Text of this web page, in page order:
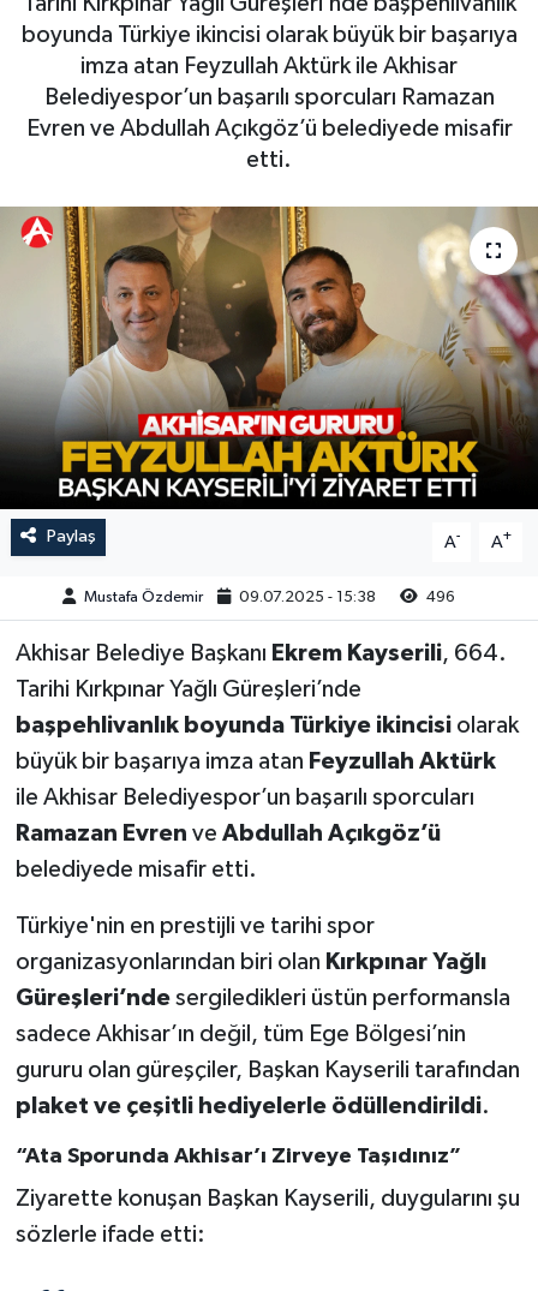
boyunda Türkiye ikincisi olarak büyük bir başarıya
imza atan Feyzullah Aktürk ile Akhisar
Belediyespor’un başarılı sporcuları Ramazan
Evren ve Abdullah Açıkgöz’ü belediyede misafir
etti.
Paylaş A- A+
Mustafa Özdemir 09.07.2025 - 15:38 496
Akhisar Belediye Başkanı Ekrem Kayserili, 664.
Tarihi Kırkpınar Yağlı Güreşleri’nde
başpehlivanlık boyunda Türkiye ikincisiolarak
büyük bir başarıya imza atan Feyzullah Aktürk
ile Akhisar Belediyespor’un başarılı sporcuları
Ramazan Evren ve Abdullah Açıkgöz’ü
belediyede misafir etti.
Türkiye'nin en prestijli ve tarihi spor
organizasyonlarından biri olan Kırkpınar Yağlı
Güreşleri’ndesergiledikleri üstün performansla
sadece Akhisar’ın değil, tüm Ege Bölgesi’nin
gururu olan güreşçiler, Başkan Kayserili tarafından
plaket ve çeşitli hediyelerle ödüllendirildi.
“Ata Sporunda Akhisar’ı Zirveye Taşıdınız”
Ziyarette konuşan Başkan Kayserili, duygularını şu
sözlerle ifade etti:
Magazin
Duyurular
Kadın
Teknoloji
Akhisar Emlak
Ülke
Etiketler
Duyurular
Tarım-Gıda
Röportaj
Dünya
Yaşam
Kadın
Teknoloji
Yerel Haber
Akhisar Emlak
Ülke
Etiketler